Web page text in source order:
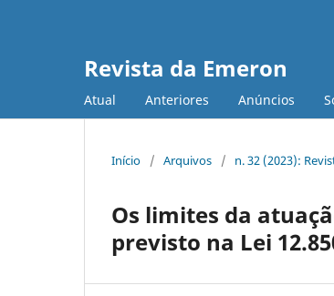
Revista da Emeron
Atual Anteriores Anúncios
Início / Arquivos / n. 32 (2023):
Os limites da
previsto na Lei